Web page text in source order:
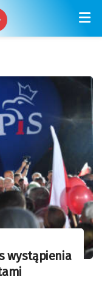
wystąpienia